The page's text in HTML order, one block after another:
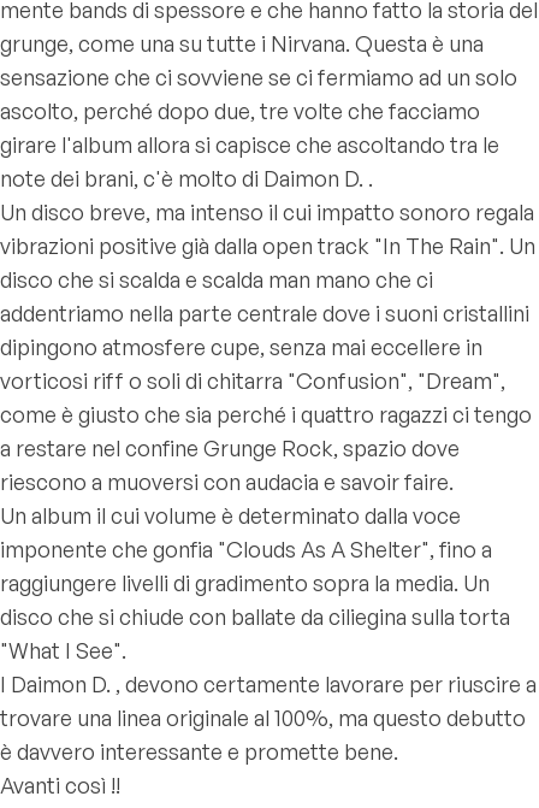
mente bands di spessore e che hanno fatto la storia del
grunge, come una su tutte i Nirvana. Questa è una
sensazione che ci sovviene se ci fermiamo ad un solo
ascolto, perché dopo due, tre volte che facciamo
girare l'album allora si capisce che ascoltando tra le
note dei brani, c'è molto di Daimon D. .
Un disco breve, ma intenso il cui impatto sonoro regala
vibrazioni positive già dalla open track "In The Rain". Un
disco che si scalda e scalda man mano che ci
addentriamo nella parte centrale dove i suoni cristallini
dipingono atmosfere cupe, senza mai eccellere in
vorticosi riff o soli di chitarra "Confusion", "Dream",
come è giusto che sia perché i quattro ragazzi ci tengo
a restare nel confine Grunge Rock, spazio dove
riescono a muoversi con audacia e savoir faire.
Un album il cui volume è determinato dalla voce
imponente che gonfia "Clouds As A Shelter", fino a
raggiungere livelli di gradimento sopra la media. Un
disco che si chiude con ballate da ciliegina sulla torta
"What I See".
I Daimon D. , devono certamente lavorare per riuscire a
trovare una linea originale al 100%, ma questo debutto
è davvero interessante e promette bene.
Avanti così !!